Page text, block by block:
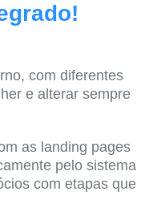
com diferentes
e alterar sempre
as landing pages
pelo sistema
com etapas que